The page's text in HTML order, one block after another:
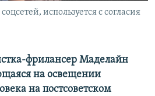
используется с согласия
фрилансер Маделайн
на освещении
на постсоветском